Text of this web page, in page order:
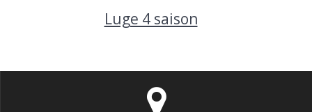
Luge 4 saison